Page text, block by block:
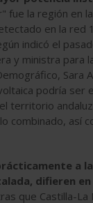
fue la región en
en la red
indicó el
y ministra para
Sara
podría ser
territorio
combinado, así
a
difieren en
que Castilla-La